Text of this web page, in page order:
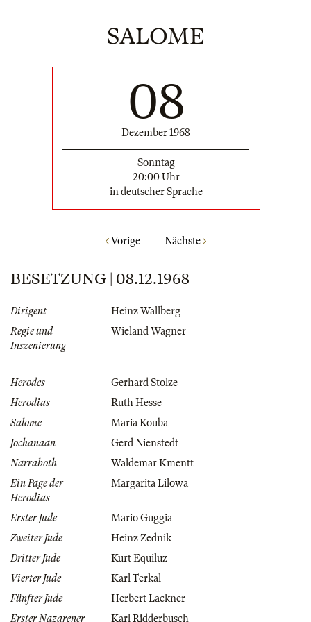
SALOME
08
Dezember 1968
Sonntag
20:00 Uhr
in deutscher Sprache
Vorige Nächste
BESETZUNG | 08.12.1968
Dirigent
Heinz Wallberg
Regie und
Inszenierung
Wieland Wagner
Herodes
Gerhard Stolze
Herodias
Ruth Hesse
Salome
Maria Kouba
Jochanaan
Gerd Nienstedt
Narraboth
Waldemar Kmentt
Ein Page der
Herodias
Margarita Lilowa
Erster Jude
Mario Guggia
Zweiter Jude
Heinz Zednik
Dritter Jude
Kurt Equiluz
Vierter Jude
Karl Terkal
Fünfter Jude
Herbert Lackner
Erster Nazarener
Karl Ridderbusch